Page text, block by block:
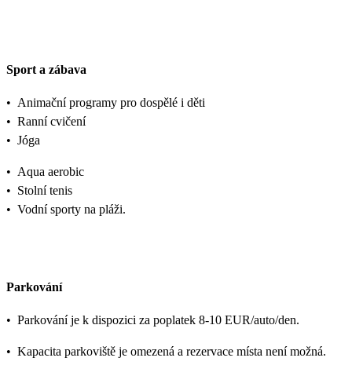
Sport a zábava
• Animační programy pro dospělé i děti
• Ranní cvičení
• Jóga
• Aqua aerobic
• Stolní tenis
• Vodní sporty na pláži.
Parkování
• Parkování je k dispozici za poplatek 8-10 EUR/auto/den.
• Kapacita parkoviště je omezená a rezervace místa není možná.